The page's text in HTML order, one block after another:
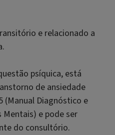
e relacionado a
psíquica, está
de ansiedade
(Manual Diagnóstico e
e pode ser
do consultório.